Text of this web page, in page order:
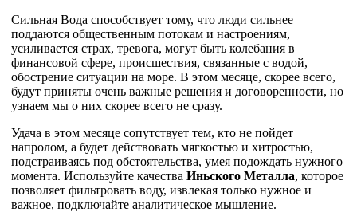
Сильная Вода способствует тому, что люди сильнее
поддаются общественным потокам и настроениям,
усиливается страх, тревога, могут быть колебания в
финансовой сфере, происшествия, связанные с водой,
обострение ситуации на море. В этом месяце, скорее всего,
будут приняты очень важные решения и договоренности, но
узнаем мы о них скорее всего не сразу.
Удача в этом месяце сопутствует тем, кто не пойдет
напролом, а будет действовать мягкостью и хитростью,
подстраиваясь под обстоятельства, умея подождать нужного
момента. Используйте качества Иньского Металла, которое
позволяет фильтровать воду, извлекая только нужное и
важное, подключайте аналитическое мышление.